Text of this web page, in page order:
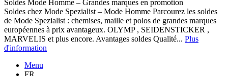
Soldes Mode Homme – Grandes marques en promotion
Soldes chez Mode Spezialist – Mode Homme Parcourez les soldes
de Mode Spezialist : chemises, maille et polos de grandes marques
européennes à prix avantageux. OLYMP , SEIDENSTICKER ,
MARVELIS et plus encore. Avantages soldes Qualité... Plus
d'information
Menu
FR